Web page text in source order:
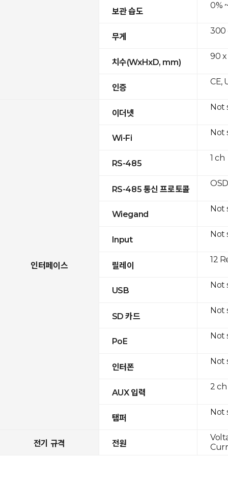
보관 습도
무게
치수(WxHxD, mm)
인증
인터페이스
이더넷
Wi-Fi
RS-485
RS-485 통신 프로토콜
Wiegand
Input
릴레이
USB
SD 카드
PoE
인터폰
AUX 입력
탬퍼
전기 규격 전원
0%
300
90 x
CE,
Not
Not
1 ch
Not
Not
12
Not
Not
Not
Not
2
Not